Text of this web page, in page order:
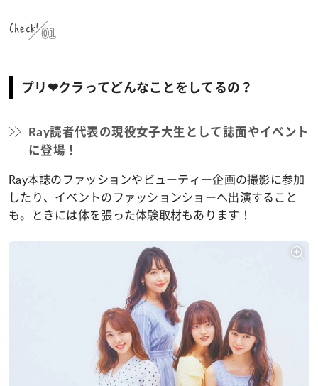
Check! 01
プリ❤クラってどんなことをしてるの？
Ray読者代表の現役女子大生として誌面やイベント
に登場！
Ray本誌のファッションやビューティー企画の撮影に参加
したり、イベントのファッションショーへ出演すること
も。ときには体を張った体験取材もあります！